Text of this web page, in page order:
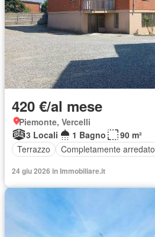
420 €/al mese
Piemonte, Vercelli
3 Locali
1 Bagno
90 m²
Terrazzo
Completamente arredato
24 giu 2026 in Immobiliare.it